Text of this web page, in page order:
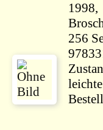
256 Seiten